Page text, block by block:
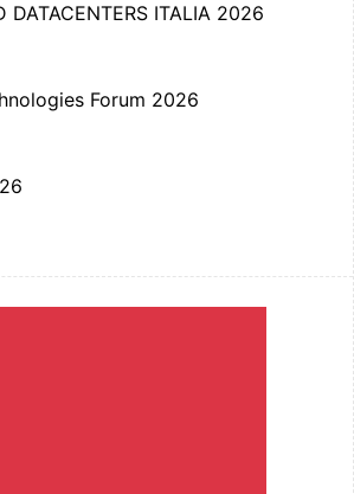
DATACENTERS ITALIA 2026
Forum 2026